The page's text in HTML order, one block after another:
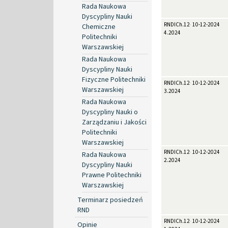
Rada Naukowa
Dyscypliny Nauki
Chemiczne
Politechniki
Warszawskiej
Rada Naukowa
Dyscypliny Nauki
Fizyczne Politechniki
Warszawskiej
Rada Naukowa
Dyscypliny Nauki o
Zarządzaniu i Jakości
Politechniki
Warszawskiej
Rada Naukowa
Dyscypliny Nauki
Prawne Politechniki
Warszawskiej
Terminarz posiedzeń
RND
Opinie
RNDICh.12-
4.2024
10-12-2024
RNDICh.12-
3.2024
10-12-2024
RNDICh.12-
2.2024
10-12-2024
RNDICh.12- 10-12-2024